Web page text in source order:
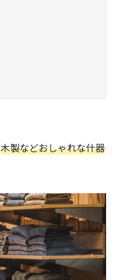
木製などおしゃれな什器